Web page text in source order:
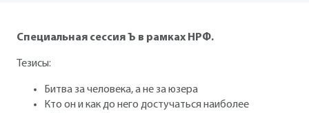
Специальная сессия Ъ в рамках НРФ.
Тезисы:
Битва за человека, а не за юзера
Кто он и как до него достучаться наиболее